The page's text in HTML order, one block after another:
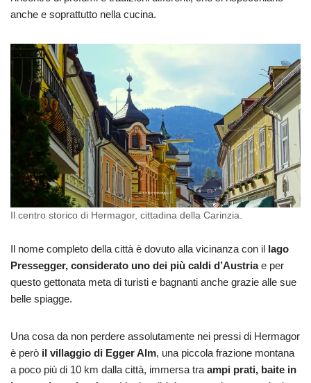
anche e soprattutto nella cucina.
Il centro storico di Hermagor, cittadina della Carinzia.
Il nome completo della città è dovuto alla vicinanza con il lago
Pressegger, considerato uno dei più caldi d’Austriae per
questo gettonata meta di turisti e bagnanti anche grazie alle sue
belle spiagge.
Una cosa da non perdere assolutamente nei pressi di Hermagor
è però il villaggio di Egger Alm, una piccola frazione montana
a poco più di 10 km dalla città, immersa tra ampi prati, baite in